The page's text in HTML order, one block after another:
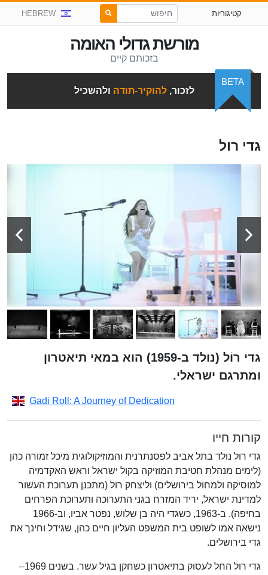
קטיגוריות HEBREW
מורשת גדולי האומה
בזכותם קיים
לזכור,להוקיר-תודה ולהשכיל
BETA
גדי רול
גדי רוֹל (נולד ב-1959) הוא במאי תיאטרון
ומתרגם ישראלי.
Gadi Roll: A Journey of Dedication
קורות חייו
גדי רול נולד בתל אביב לפסנתרנית והמוזיקולוגית מיכל זמורה כהן
(לימים מנהלת חטיבת המוזיקה בקול ישראל וראש האקדמיה
למוסיקה ולמחול בירושלים) וליצחק רול (מתכנן תערוכת העשור
למדינת ישראל, יריד המזרח בגני התערוכה ותערוכת הפרחים
בחיפה). ב-1963, כשגדי היה בן שלוש, נפטר אביו, וב-1966
נישאה אמו לשופט בית המשפט העליון חיים כהן, שגידל וחינך את
גדי בירושלים.
גדי רול החל לעסוק בתיאטרון כשחקן בגיל עשר. בשנים 1969–